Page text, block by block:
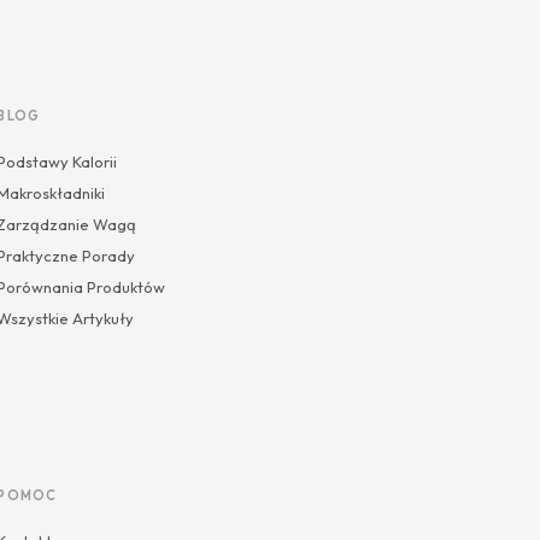
BLOG
Kalorii
Wagą
Porady
Produktów
Artykuły
POMOC